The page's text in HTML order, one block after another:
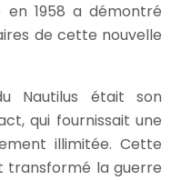
1958 a démontré
de cette nouvelle
Nautilus était son
qui fournissait une
illimitée. Cette
transformé la guerre